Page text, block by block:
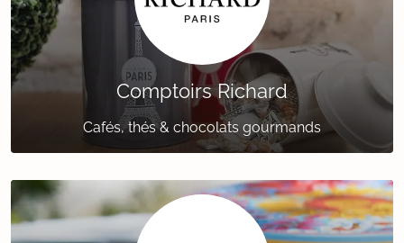
Comptoirs Richard
Cafés, thés & chocolats gourmands